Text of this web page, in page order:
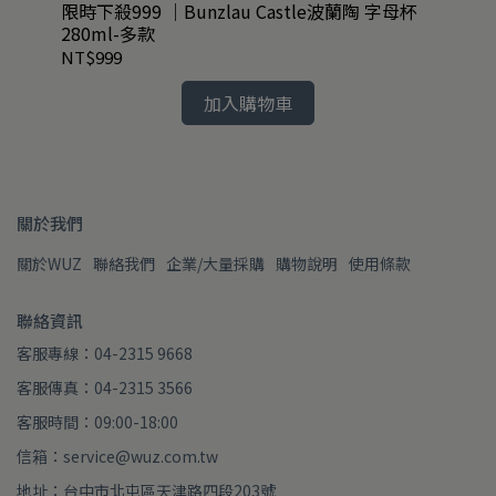
限時下殺999 ｜Bunzlau Castle波蘭陶 字母杯
280ml-多款
NT$999
加入購物車
關於我們
關於WUZ 聯絡我們 企業/大量採購 購物說明 使用條款
聯絡資訊
客服專線：04-2315 9668
客服傳真：04-2315 3566
客服時間：09:00-18:00
信箱：service@wuz.com.tw
地址：台中市北屯區天津路四段203號